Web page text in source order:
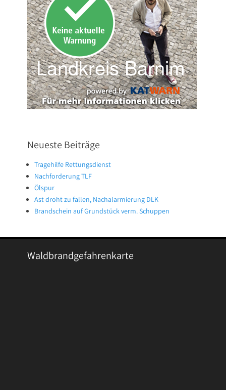
Neueste Beiträge
Tragehilfe Rettungsdienst
Nachforderung TLF
Ölspur
Ast droht zu fallen, Nachalarmierung DLK
Brandschein auf Grundstück verm. Schuppen
Waldbrandgefahrenkarte